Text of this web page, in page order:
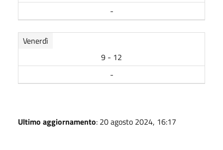
-
Venerdì
9 - 12
-
Ultimo aggiornamento: 20 agosto 2024, 16:17